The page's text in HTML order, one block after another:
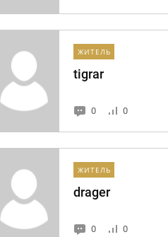
ЖИТЕЛЬ
tigrar
0 0
ЖИТЕЛЬ
drager
0 0